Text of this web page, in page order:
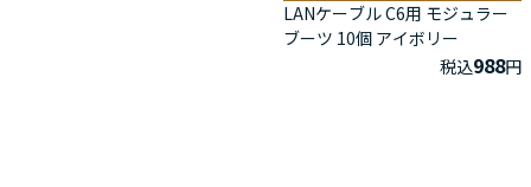
LANケーブル C6用 モジュラー
ブーツ 10個 アイボリー
税込988円